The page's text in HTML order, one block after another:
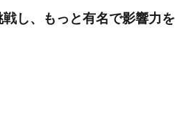
し、もっと有名で影響力を